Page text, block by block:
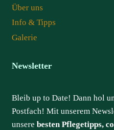
Über uns
Info & Tipps
Galerie
Newsletter
Bleib up to Date! Dann hol
Postfach! Mit unserem
unsere besten Pflegetipps,